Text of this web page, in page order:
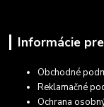
Informácie
Obchodné
Reklamačné
Ochrana